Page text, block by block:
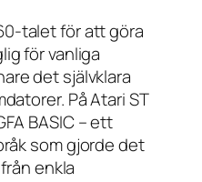
talet för att göra
för vanliga
det självklara
På Atari ST
BASIC – ett
som gjorde det
enkla